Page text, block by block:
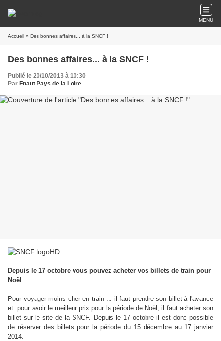
MENU
Accueil » Des bonnes affaires... à la SNCF !
Des bonnes affaires... à la SNCF !
Publié le 20/10/2013 à 10:30
Par Fnaut Pays de la Loire
Depuis le 17 octobre vous pouvez acheter vos billets de train pour
Noël
Pour voyager moins cher en train ... il faut prendre son billet à l'avance
et pour avoir le meilleur prix pour la période de Noël, il faut acheter son
billet sur le site de la SNCF. Depuis le 17 octobre il est donc possible
de réserver des billets pour la période du 15 décembre au 17 janvier
2014.